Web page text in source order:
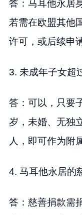
答：马耳他永居
若需在欧盟其他
许可，或后续申
3. 未成年子女超
答：可以，只要
岁，未婚、无独
人，即可作为附
4. 马耳他永居的
答：慈善捐款需